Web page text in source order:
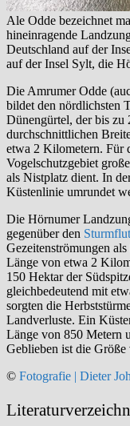
Ale Odde bezeichnet
hineinragende
Deutschland auf der
auf der Insel Sylt, die
Die Amrumer Odde
bildet den nördlichsten
Dünengürtel, der bis zu
durchschnittlichen
etwa 2 Kilometern. Für
Vogelschutzgebiet
als Nistplatz dient. In
Küstenlinie umrundet
Die Hörnumer
gegenüber den
Gezeitenströmungen
Länge von etwa 2
150 Hektar der
gleichbedeutend mit
sorgten die
Landverluste. Ein
Länge von 850 Metern
Geblieben ist die
© Fotografie | Dieter